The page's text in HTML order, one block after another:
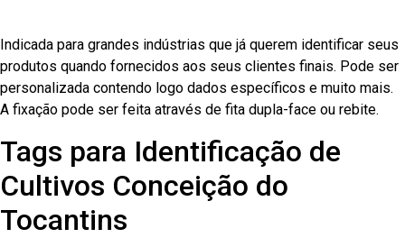
Indicada para grandes indústrias que já querem identificar seus
produtos quando fornecidos aos seus clientes finais. Pode ser
personalizada contendo logo dados específicos e muito mais.
A fixação pode ser feita através de fita dupla-face ou rebite.
Tags para Identificação de
Cultivos Conceição do
Tocantins